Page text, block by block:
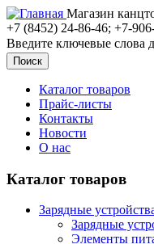
Магазин
+7 (8452) 24-86-46; +7-
Введите ключевые слова
Каталог товаров
Прайс-листы
Контакты
Новости
О нас
Каталог товаров
Зарядные
Зарядные
Элементы